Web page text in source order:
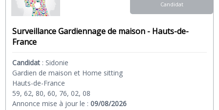
Surveillance Gardiennage de maison - Hauts-de-
France
Candidat : Sidonie
Gardien de maison et Home sitting
Hauts-de-France
59, 62, 80, 60, 76, 02, 08
Annonce mise à jour le :09/08/2026
Candidat